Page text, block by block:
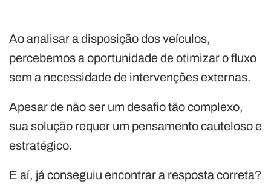
Ao analisar a disposição dos veículos,
percebemos a oportunidade de otimizar o fluxo
sem a necessidade de intervenções externas.
Apesar de não ser um desafio tão complexo,
sua solução requer um pensamento cauteloso e
estratégico.
E aí, já conseguiu encontrar a resposta correta?